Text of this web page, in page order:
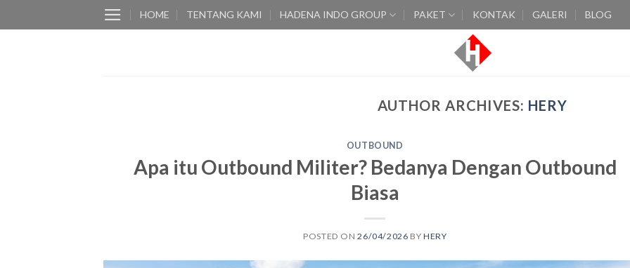
to
HOME TENTANG KAMI HADENA INDO GROUP PAKET KONTAK GALERI BLOG
AUTHOR ARCHIVES: HERY
OUTBOUND
Apa itu Outbound Militer? Bedanya Dengan Outbound
Biasa
POSTED ON26/04/2026 BY HERY